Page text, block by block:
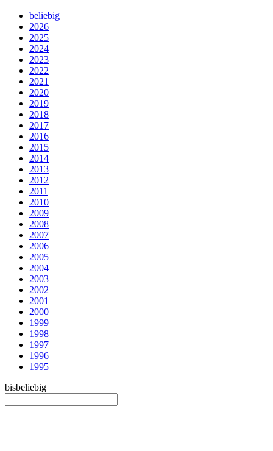
beliebig
2026
2025
2024
2023
2022
2021
2020
2019
2018
2017
2016
2015
2014
2013
2012
2011
2010
2009
2008
2007
2006
2005
2004
2003
2002
2001
2000
1999
1998
1997
1996
1995
bisbeliebig